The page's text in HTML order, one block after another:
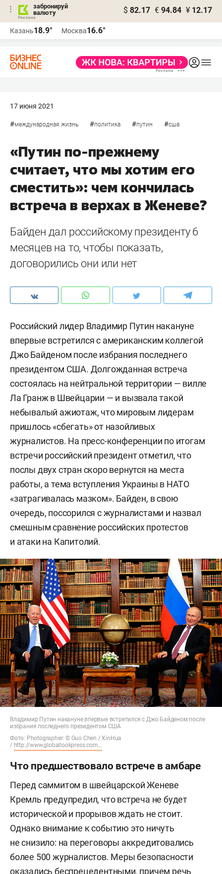
забронируй
валюту
$ 82.17 € 94.84 ¥ 12.17
Казань18.9° Москва16.6°
17 июня 2021
#международная жизнь #политика #путин #сша
«Путин по-прежнему
считает, что мы хотим его
сместить»: чем кончилась
встреча в верхах в Женеве?
Байден дал российскому президенту 6
месяцев на то, чтобы показать,
договорились они или нет
Российский лидер Владимир Путин накануне
впервые встретился с американским коллегой
Джо Байденом после избрания последнего
президентом США. Долгожданная встреча
состоялась на нейтральной территории — вилле
Ла Гранж в Швейцарии — и вызвала такой
небывалый ажиотаж, что мировым лидерам
пришлось «сбегать» от назойливых
журналистов. На пресс-конференции по итогам
встречи российский президент отметил, что
послы двух стран скоро вернутся на места
работы, а тема вступления Украины в НАТО
«затрагивалась мазком». Байден, в свою
очередь, поссорился с журналистами и назвал
смешным сравнение российских протестов
и атаки на Капитолий.
Владимир Путин накануне впервые встретился с Джо Байденом после
избрания последнего президентом США
Фото: Photographer: © Guo Chen / XinHua
/ http://www.globallookpress.com...
Что предшествовало встрече в амбаре
Перед саммитом в швейцарской Женеве
Кремль предупредил, что встреча не будет
исторической и прорывов ждать не стоит.
Однако внимание к событию это ничуть
не снизило: на переговоры аккредитовались
более 500 журналистов. Меры безопасности
оказались беспрецедентными, причем речь